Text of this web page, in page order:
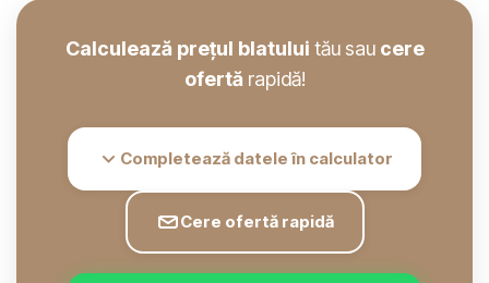
Calculează prețul blatului tău sau cere
ofertă rapidă!
Completează datele în calculator
Cere ofertă rapidă